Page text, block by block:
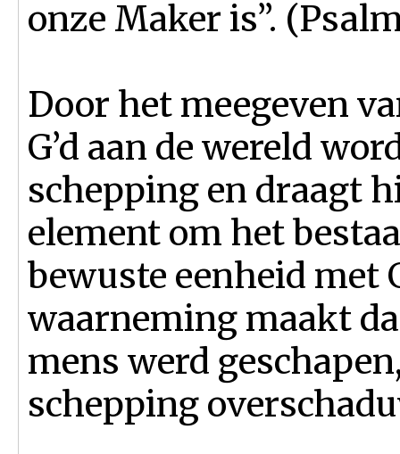
onze Maker is”.
Door het meegeven
G’d aan de wereld
schepping en draagt
element om het
bewuste eenheid met
waarneming maakt
mens werd
schepping